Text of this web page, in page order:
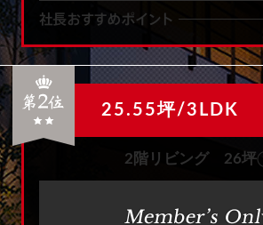
25.55坪/3LDK
2階リビング 26